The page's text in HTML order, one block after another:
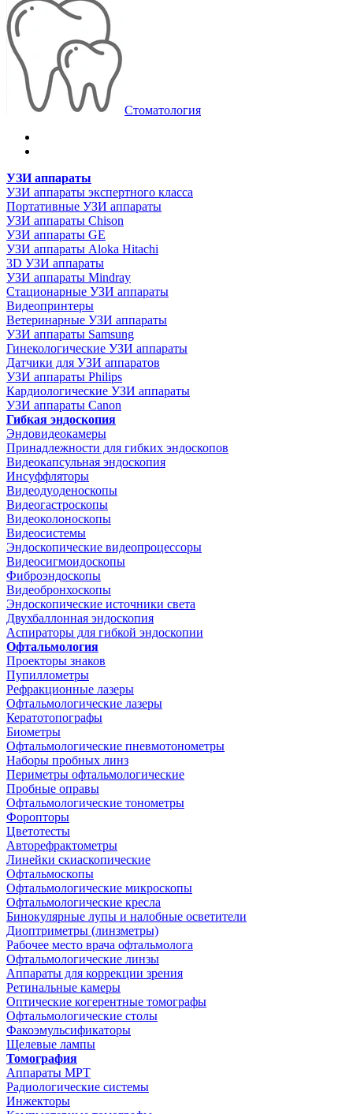
Стоматология
УЗИ аппараты
УЗИ аппараты экспертного класса
Портативные УЗИ аппараты
УЗИ аппараты Chison
УЗИ аппараты GE
УЗИ аппараты Aloka Hitachi
3D УЗИ аппараты
УЗИ аппараты Mindray
Стационарные УЗИ аппараты
Видеопринтеры
Ветеринарные УЗИ аппараты
УЗИ аппараты Samsung
Гинекологические УЗИ аппараты
Датчики для УЗИ аппаратов
УЗИ аппараты Philips
Кардиологические УЗИ аппараты
УЗИ аппараты Canon
Гибкая эндоскопия
Эндовидеокамеры
Принадлежности для гибких эндоскопов
Видеокапсульная эндоскопия
Инсуффляторы
Видеодуоденоскопы
Видеогастроскопы
Видеоколоноскопы
Видеосистемы
Эндоскопические видеопроцессоры
Видеосигмоидоскопы
Фиброэндоскопы
Видеобронхоскопы
Эндоскопические источники света
Двухбаллонная эндоскопия
Аспираторы для гибкой эндоскопии
Офтальмология
Проекторы знаков
Пупиллометры
Рефракционные лазеры
Офтальмологические лазеры
Кератотопографы
Биометры
Офтальмологические пневмотонометры
Наборы пробных линз
Периметры офтальмологические
Пробные оправы
Офтальмологические тонометры
Форопторы
Цветотесты
Авторефрактометры
Линейки скиаскопические
Офтальмоскопы
Офтальмологические микроскопы
Офтальмологические кресла
Бинокулярные лупы и налобные осветители
Диоптриметры (линзметры)
Рабочее место врача офтальмолога
Офтальмологические линзы
Аппараты для коррекции зрения
Ретинальные камеры
Оптические когерентные томографы
Офтальмологические столы
Факоэмульсификаторы
Щелевые лампы
Томография
Аппараты МРТ
Радиологические системы
Инжекторы